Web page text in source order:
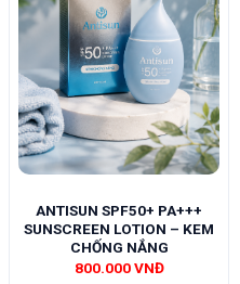
ANTISUN SPF50+ PA+++
SUNSCREEN LOTION – KEM
CHỐNG NẮNG
800.000VNĐ